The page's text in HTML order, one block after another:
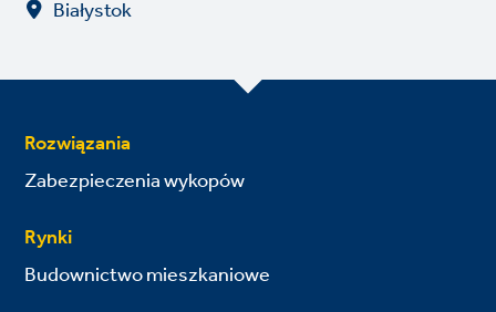
Białystok
Rozwiązania
Zabezpieczenia wykopów
Rynki
Budownictwo mieszkaniowe